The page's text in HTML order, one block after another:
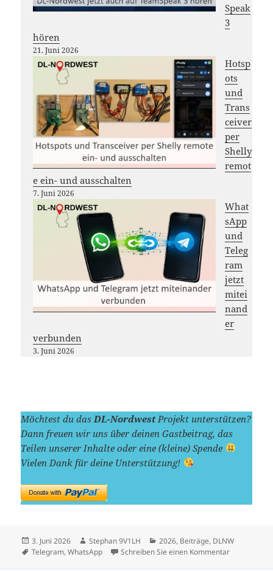
Speak
3
hören
21. Juni 2026
Hotsp
ots
und
Trans
ceiver
per
Shelly
remot
e ein- und ausschalten
7. Juni 2026
What
sApp
und
Teleg
ram
jetzt
mitei
nand
er
verbunden
3. Juni 2026
Möchtest du das DL-Nordwest Projekt unterstützen?
Dann freuen wir uns über deinen Gastbeitrag, das
Teilen unserer Inhalte oder eine (kleine) Spende
Vielen Dank für deine Unterstützung!
Veröffentlicht
am
3. Juni 2026 Autor
Stephan 9V1LH Kategorien
2026, Beiträge, DLNW
Schlagwörter
Telegram,WhatsApp Schreiben Sie einen Kommentarzu